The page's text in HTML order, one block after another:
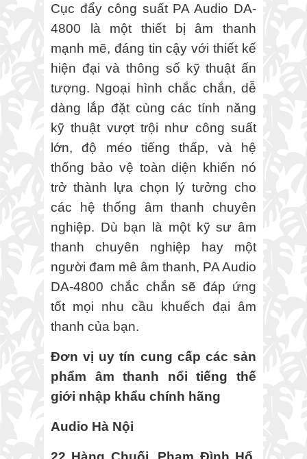
Cục đẩy công suất PA Audio DA-
4800 là một thiết bị âm thanh
mạnh mẽ, đáng tin cậy với thiết kế
hiện đại và thông số kỹ thuật ấn
tượng. Ngoại hình chắc chắn, dễ
dàng lắp đặt cùng các tính năng
kỹ thuật vượt trội như công suất
lớn, độ méo tiếng thấp, và hệ
thống bảo vệ toàn diện khiến nó
trở thành lựa chọn lý tưởng cho
các hệ thống âm thanh chuyên
nghiệp. Dù bạn là một kỹ sư âm
thanh chuyên nghiệp hay một
người đam mê âm thanh, PA Audio
DA-4800 chắc chắn sẽ đáp ứng
tốt mọi nhu cầu khuếch đại âm
thanh của bạn.
Đơn vị uy tín cung cấp các sản
phẩm âm thanh nổi tiếng thế
giới nhập khẩu chính hãng
Audio Hà Nội